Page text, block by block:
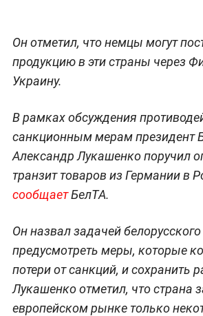
Он отметил, что немцы могут
продукцию в эти страны через
Украину.
В рамках обсуждения
санкционным мерам президент
Александр Лукашенко поручил
транзит товаров из Германии в
сообщаетБелТА.
Он назвал задачей
предусмотреть меры, которые
потери от санкций, и сохранить
Лукашенко отметил, что страна
европейском рынке только